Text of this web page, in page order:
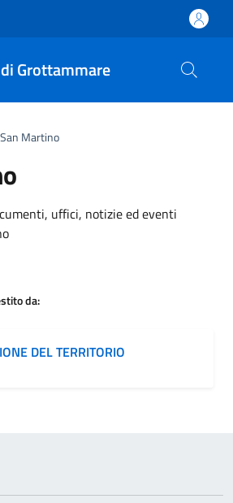
Grottammare
San Martino
uffici, notizie ed eventi
da:
DEL TERRITORIO